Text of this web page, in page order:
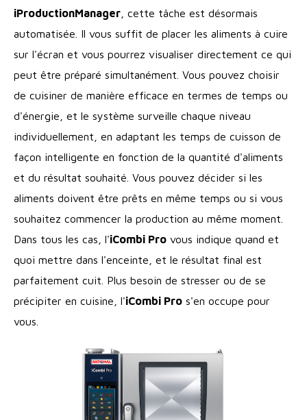
iProductionManager, cette tâche est désormais
automatisée. Il vous suffit de placer les aliments à cuire
sur l'écran et vous pourrez visualiser directement ce qui
peut être préparé simultanément. Vous pouvez choisir
de cuisiner de manière efficace en termes de temps ou
d'énergie, et le système surveille chaque niveau
individuellement, en adaptant les temps de cuisson de
façon intelligente en fonction de la quantité d'aliments
et du résultat souhaité. Vous pouvez décider si les
aliments doivent être prêts en même temps ou si vous
souhaitez commencer la production au même moment.
Dans tous les cas, l'iCombi Provous indique quand et
quoi mettre dans l'enceinte, et le résultat final est
parfaitement cuit. Plus besoin de stresser ou de se
précipiter en cuisine, l'iCombi Pros'en occupe pour
vous.